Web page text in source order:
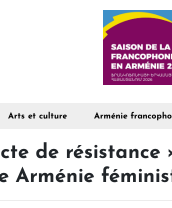
Arts et culture Arménie
de
Arménie